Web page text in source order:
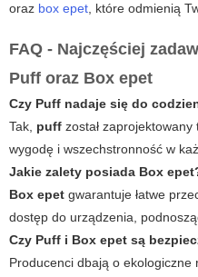
oraz box epet, które odmienią
FAQ - Najczęściej
Puff oraz Box epet
Czy Puff nadaje się do
Tak, puff został
wygodę i wszechstronność w
Jakie zalety posiada Box
Box epet gwarantuje łatwe
dostęp do urządzenia,
Czy Puff i Box epet są
Producenci dbają o ekologiczne